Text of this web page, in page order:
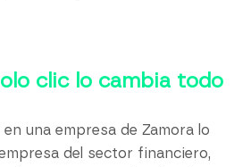
clic lo cambia todo
una empresa de Zamora lo
del sector financiero,